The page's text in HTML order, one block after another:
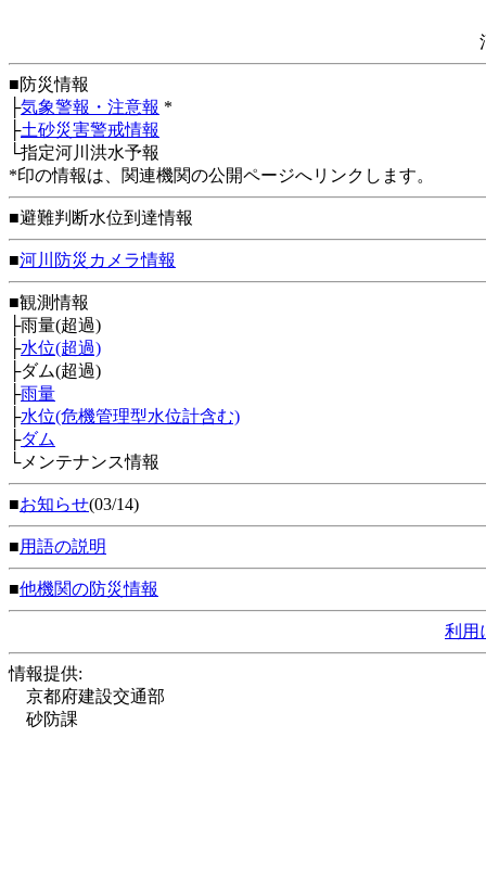
■防災情報
├気象警報・注意報 *
├土砂災害警戒情報
└指定河川洪水予報
*印の情報は、関連機関の公開ページへリンクします。
■避難判断水位到達情報
■河川防災カメラ情報
■観測情報
├雨量(超過)
├水位(超過)
├ダム(超過)
├雨量
├水位(危機管理型水位計含む)
├ダム
└メンテナンス情報
■お知らせ(03/14)
■用語の説明
■他機関の防災情報
利用
情報提供:
京都府建設交通部
砂防課